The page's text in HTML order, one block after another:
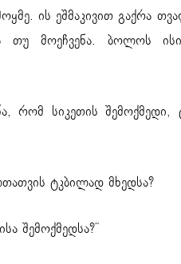
ის ეშმაკივით გაქრა
თუ მოეჩვენა. ბოლოს
რომ სიკეთის
ტკბილად მხედსა?
შემოქმედსა?“